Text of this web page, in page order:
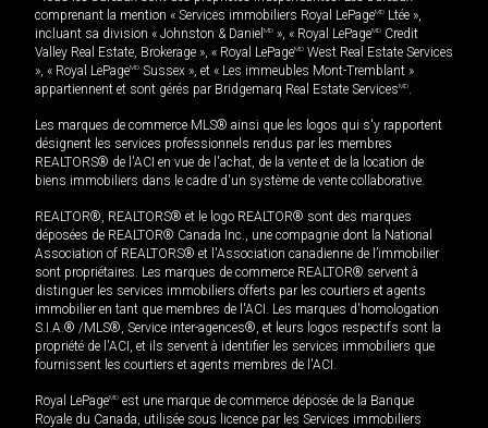
comprenant la mention « Services immobiliers Royal LePageMD Ltée »,
incluant sa division « Johnston & Daniel MD », « Royal LePageMD Credit
Valley Real Estate, Brokerage », « Royal LePageMD West Real Estate Services
», « Royal LePageMD Sussex », et « Les immeubles Mont-Tremblant »
appartiennent et sont gérés par Bridgemarq Real Estate ServicesMD
Les marques de commerce MLS® ainsi que les logos qui s'y rapportent
désignent les services professionnels rendus par les membres
REALTORS® de l'ACI en vue de l'achat, de la vente et de la location de
biens immobiliers dans le cadre d'un système de vente collaborative.
REALTOR®, REALTORS® et le logo REALTOR® sont des marques
déposées de REALTOR® Canada Inc., une compagnie dont la National
Association of REALTORS® et l'Association canadienne de l’immobilier
sont propriétaires. Les marques de commerce REALTOR® servent à
distinguer les services immobiliers offerts par les courtiers et agents
immobilier en tant que membres de l'ACI. Les marques d'homologation
S.I.A.® /MLS®, Service inter-agences®, et leurs logos respectifs sont la
propriété de l'ACI, et ils servent à identifier les services immobiliers que
fournissent les courtiers et agents membres de l'ACI.
Royal LePageMD est une marque de commerce déposée de la Banque
Royale du Canada, utilisée sous licence par les Services immobiliers